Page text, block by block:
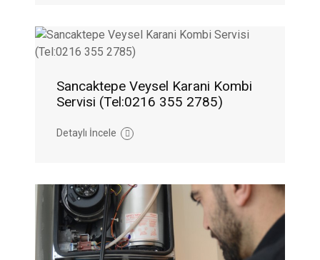
Sancaktepe Veysel Karani Kombi
Servisi (Tel:0216 355 2785)
Detaylı İncele